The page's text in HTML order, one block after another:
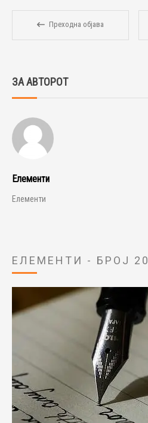
Преходна објава
ЗА АВТОРОТ
Елементи
Елементи
ЕЛЕМЕНТИ - БРОЈ 20